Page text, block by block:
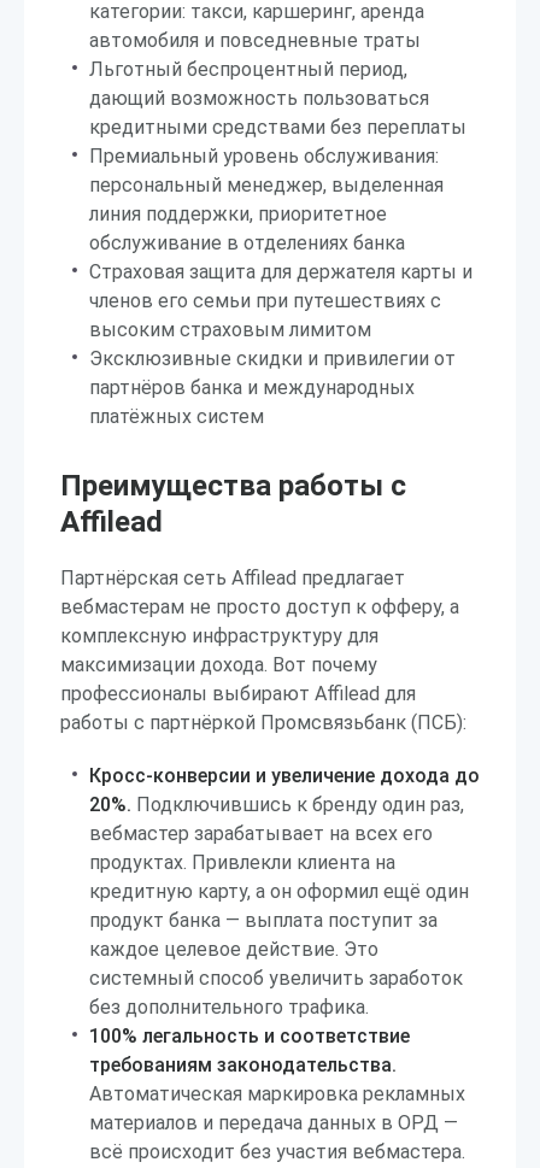
категории: такси, каршеринг, аренда
автомобиля и повседневные траты
Льготный беспроцентный период,
дающий возможность пользоваться
кредитными средствами без переплаты
Премиальный уровень обслуживания:
персональный менеджер, выделенная
линия поддержки, приоритетное
обслуживание в отделениях банка
Страховая защита для держателя карты и
членов его семьи при путешествиях с
высоким страховым лимитом
Эксклюзивные скидки и привилегии от
партнёров банка и международных
платёжных систем
Преимущества работы с
Affilead
Партнёрская сеть Affilead предлагает
вебмастерам не просто доступ к офферу, а
комплексную инфраструктуру для
максимизации дохода. Вот почему
профессионалы выбирают Affilead для
работы с партнёркой Промсвязьбанк (ПСБ):
Кросс-конверсии и увеличение дохода до
20%. Подключившись к бренду один раз,
вебмастер зарабатывает на всех его
продуктах. Привлекли клиента на
кредитную карту, а он оформил ещё один
продукт банка — выплата поступит за
каждое целевое действие. Это
системный способ увеличить заработок
без дополнительного трафика.
100% легальность и соответствие
требованиям законодательства.
Автоматическая маркировка рекламных
материалов и передача данных в ОРД —
всё происходит без участия вебмастера.